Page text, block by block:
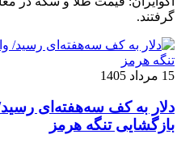
گرفتند.
15 مرداد 1405
دلار به کف سه‌هفته‌ای
بازگشایی تنگه هرمز